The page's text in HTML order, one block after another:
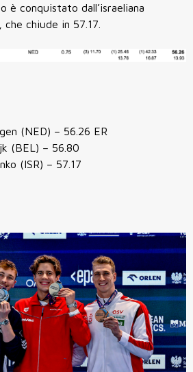
è conquistato dall’israeliana
, che chiude in 57.17.
(NED) – 56.26 ER
(BEL) – 56.80
(ISR) – 57.17